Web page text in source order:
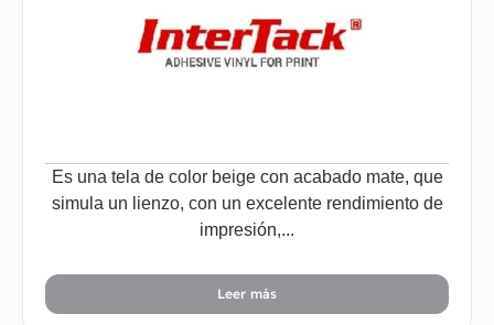
Es una tela de color beige con acabado mate, que
simula un lienzo, con un excelente rendimiento de
impresión,...
Leer más